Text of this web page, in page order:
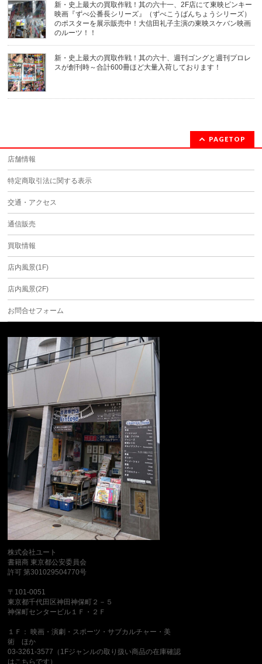
新・史上最大の買取作戦！其の六十一、2F店にて東映ピンキー
映画『ずべ公番長シリーズ』（ずべこうばんちょうシリーズ）
のポスターを展示販売中！大信田礼子主演の東映スケバン映画
のルーツ！！
新・史上最大の買取作戦！其の六十、週刊ゴングと週刊プロレ
スが創刊時～合計600冊ほど大量入荷しております！
PAGETOP
店舗情報
特定商取引法に関する表示
交通・アクセス
通信販売
買取情報
店内風景(1F)
店内風景(2F)
お問合せフォーム
株式会社ユート
書籍商 東京都公安委員会
許可 第301029504770号
〒101-0051
東京都千代田区神田神保町２－５
神保町センタービル１Ｆ・２Ｆ
１Ｆ： 映画・演劇・スポーツ・サブカルチャー・美
術 ほか
03-3261-3577（1Fジャンルの取り扱い商品の在庫確認
はこちらです）